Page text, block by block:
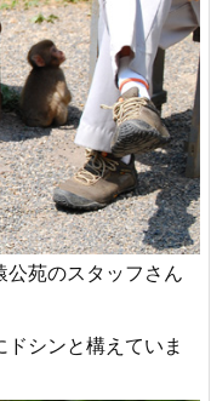
苑のスタッフさん
シンと構えていま